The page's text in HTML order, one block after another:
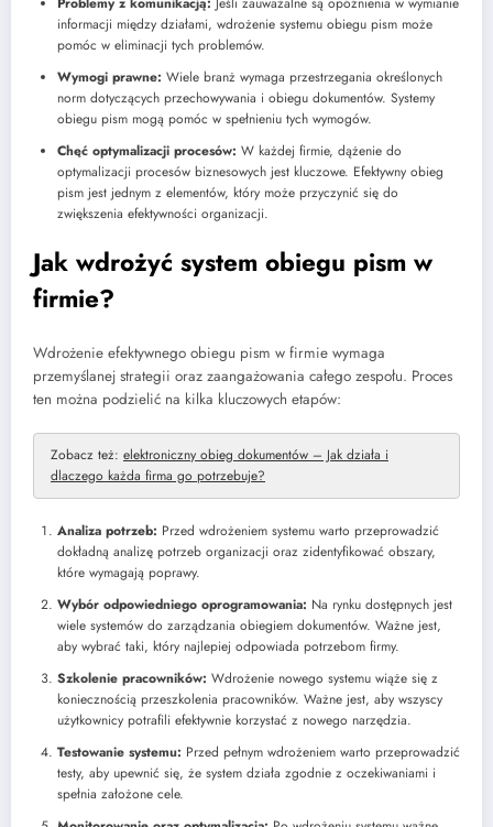
informacji między działami, wdrożenie systemu obiegu pism może
pomóc w eliminacji tych problemów.
Wymogi prawne: Wiele branż wymaga przestrzegania określonych
norm dotyczących przechowywania i obiegu dokumentów. Systemy
obiegu pism mogą pomóc w spełnieniu tych wymogów.
Chęć optymalizacji procesów: W każdej firmie, dążenie do
optymalizacji procesów biznesowych jest kluczowe. Efektywny obieg
pism jest jednym z elementów, który może przyczynić się do
zwiększenia efektywności organizacji.
Jak wdrożyć system obiegu pism w
firmie?
Wdrożenie efektywnego obiegu pism w firmie wymaga
przemyślanej strategii oraz zaangażowania całego zespołu. Proces
ten można podzielić na kilka kluczowych etapów:
Zobacz też: elektroniczny obieg dokumentów – Jak działa i
dlaczego każda firma go potrzebuje?
Analiza potrzeb: Przed wdrożeniem systemu warto przeprowadzić
dokładną analizę potrzeb organizacji oraz zidentyfikować obszary,
które wymagają poprawy.
Wybór odpowiedniego oprogramowania: Na rynku dostępnych jest
wiele systemów do zarządzania obiegiem dokumentów. Ważne jest,
aby wybrać taki, który najlepiej odpowiada potrzebom firmy.
Szkolenie pracowników: Wdrożenie nowego systemu wiąże się z
koniecznością przeszkolenia pracowników. Ważne jest, aby wszyscy
użytkownicy potrafili efektywnie korzystać z nowego narzędzia.
Testowanie systemu: Przed pełnym wdrożeniem warto przeprowadzić
testy, aby upewnić się, że system działa zgodnie z oczekiwaniami i
spełnia założone cele.